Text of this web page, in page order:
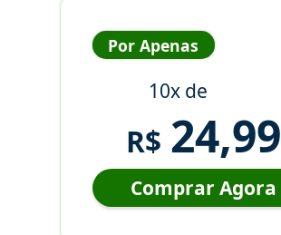
Por Apenas
10x de
R$ 24,99
Comprar Agora